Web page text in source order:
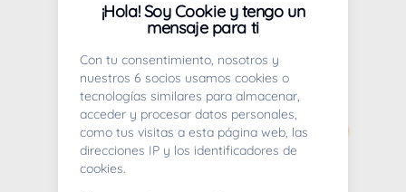
¡Hola! Soy Cookie y tengo un
mensaje para ti
Con tu consentimiento, nosotros y
nuestros 6 socios usamos cookies o
tecnologías similares para almacenar,
acceder y procesar datos personales,
como tus visitas a esta página web, las
direcciones IP y los identificadores de
cookies.